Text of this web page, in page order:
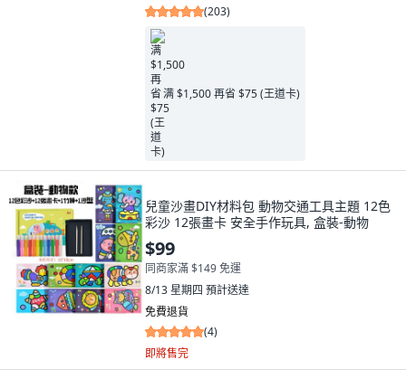
(203)
满 $1,500 再省 $75 (王道卡)
兒童沙畫DIY材料包 動物交通工具主題 12色
彩沙 12張畫卡 安全手作玩具, 盒裝-動物
$99
同商家滿 $149 免運
8/13 星期四 預計送達
免費退貨
(4)
即將售完